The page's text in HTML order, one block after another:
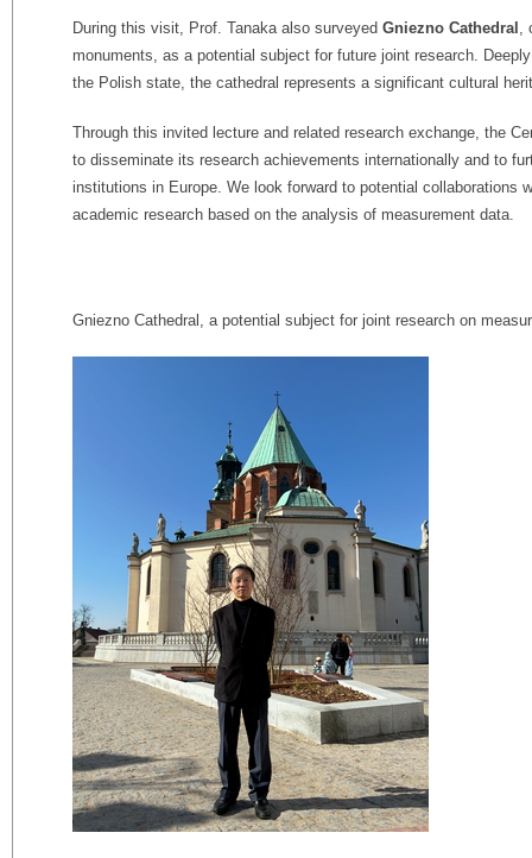
During this visit, Prof. Tanaka also surveyed Gniezno Cathedral
monuments, as a potential subject for future joint research.
the Polish state, the cathedral represents a significant cultural
Through this invited lecture and related research exchange, the
to disseminate its research achievements internationally and to
institutions in Europe. We look forward to potential collaborations
academic research based on the analysis of measurement data.
Gniezno Cathedral, a potential subject for joint research on